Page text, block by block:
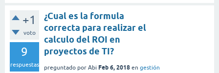
+1
voto
9
respuestas
¿Cual es la formula
correcta para realizar el
calculo del ROI en
proyectos de TI?
preguntado por Abi Feb 6, 2018 en gestión